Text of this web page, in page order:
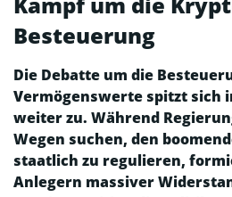
Besteuerung
Die Debatte um die
Vermögenswerte spitzt sich
weiter zu. Während
Wegen suchen, den
staatlich zu regulieren,
Anlegern massiver